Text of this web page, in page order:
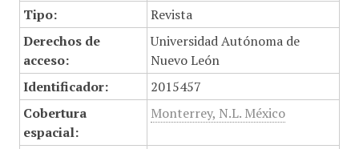
Tipo:
Revista
Derechos de
acceso:
Universidad Autónoma de
Nuevo León
Identificador:
2015457
Cobertura
espacial:
Monterrey, N.L. México